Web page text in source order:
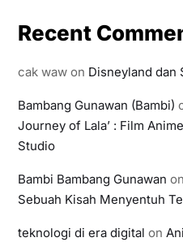
Recent
cak wawon Disneyland dan
Bambang Gunawan (Bambi)
Journey of Lala’ : Film
Studio
Bambi Bambang Gunawan on
Sebuah Kisah Menyentuh
teknologi di era digital on